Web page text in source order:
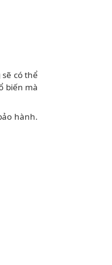
có thể
biến mà
hành.